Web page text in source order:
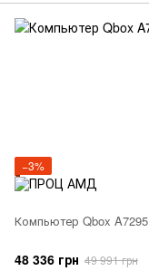
−3%
Компьютер Qbox A7295
48 336 грн 49 991 грн